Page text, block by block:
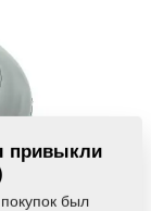
привыкли
был